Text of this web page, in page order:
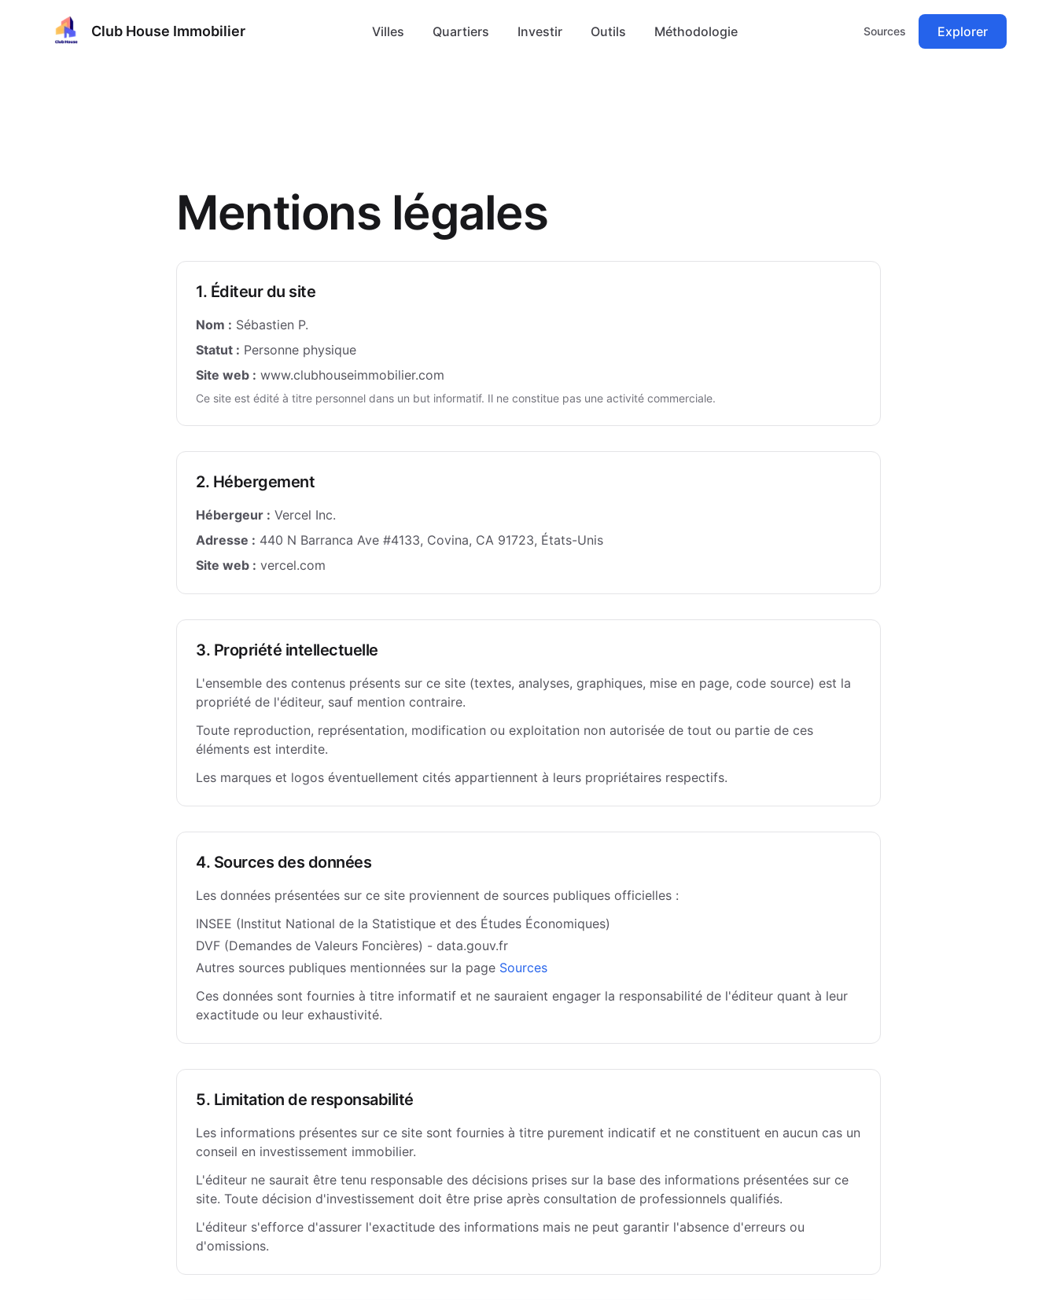
Club House Immobilier Villes Quartiers Investir Outils Méthodologie Sources Explorer
Mentions légales
1. Éditeur du site
Nom : Sébastien P.
Statut : Personne physique
Site web : www.clubhouseimmobilier.com
Ce site est édité à titre personnel dans un but informatif. Il ne constitue pas une activité commerciale.
2. Hébergement
Hébergeur : Vercel Inc.
Adresse : 440 N Barranca Ave #4133, Covina, CA 91723, États-Unis
Site web : vercel.com
3. Propriété intellectuelle
L'ensemble des contenus présents sur ce site (textes, analyses, graphiques, mise en page, code source) est la
propriété de l'éditeur, sauf mention contraire.
Toute reproduction, représentation, modification ou exploitation non autorisée de tout ou partie de ces
éléments est interdite.
Les marques et logos éventuellement cités appartiennent à leurs propriétaires respectifs.
4. Sources des données
Les données présentées sur ce site proviennent de sources publiques officielles :
INSEE (Institut National de la Statistique et des Études Économiques)
DVF (Demandes de Valeurs Foncières) - data.gouv.fr
Autres sources publiques mentionnées sur la page Sources
Ces données sont fournies à titre informatif et ne sauraient engager la responsabilité de l'éditeur quant à leur
exactitude ou leur exhaustivité.
5. Limitation de responsabilité
Les informations présentes sur ce site sont fournies à titre purement indicatif et ne constituent en aucun cas un
conseil en investissement immobilier.
L'éditeur ne saurait être tenu responsable des décisions prises sur la base des informations présentées sur ce
site. Toute décision d'investissement doit être prise après consultation de professionnels qualifiés.
L'éditeur s'efforce d'assurer l'exactitude des informations mais ne peut garantir l'absence d'erreurs ou
d'omissions.